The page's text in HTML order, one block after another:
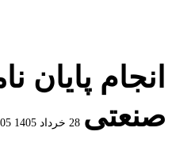
انجام پایان
صنعتی 28 خرداد 1405 17:58